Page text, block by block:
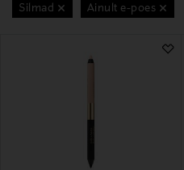
Silmad Ainult e-poes